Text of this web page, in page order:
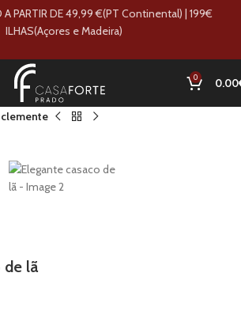
0 0.00
de lã
A PARTIR DE 49,99 €(PT Continental) | 199€
ILHAS(Açores e Madeira)